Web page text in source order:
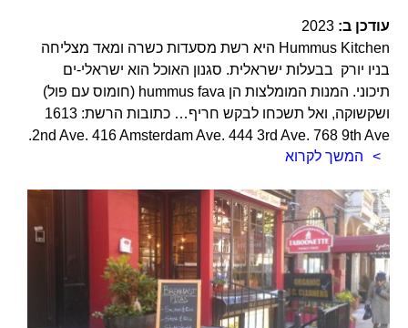
עודכן ב: 2023
Hummus Kitchen היא רשת מסעדות כשרה ומאד מצליחה
בניו יורק בבעלות ישראלית. סגנון האוכל הוא ישראלי-ים
תיכוני. המנות המומלצות הן hummus fava (חומוס עם פול)
ושקשוקה, ואל תשכחו לבקש חריף… כתובות הרשת: 1613
2nd Ave. 416 Amsterdam Ave. 444 3rd Ave. 768 9th Ave.
המשך לקרוא